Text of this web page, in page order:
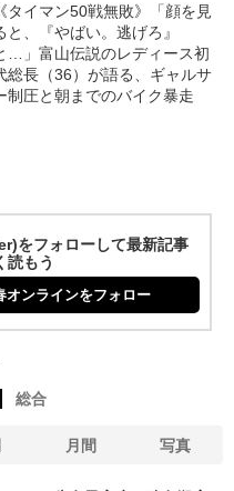
《タイマン50戦無敗》「顔を見
と、『やばい。逃げろ』
…」富山伝説のレディース初
総長（36）が語る、ギャルサ
制圧と朝までのバイク暴走
をフォローして最新記事
読もう
オンラインをフォロー
総合
月間 写真